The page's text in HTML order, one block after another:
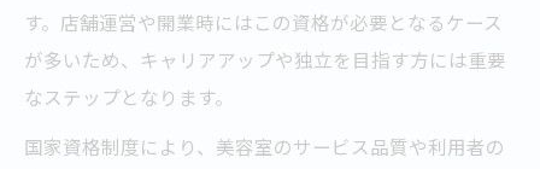
す。店舗運営や開業時にはこの資格が必要となるケース
が多いため、キャリアアップや独立を目指す方には重要
なステップとなります。
国家資格制度により、美容室のサービス品質や利用者の